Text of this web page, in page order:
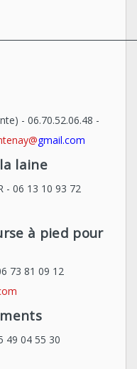
- 06.70.52.06.48 -
gmail.com
laine
- 06 13 10 93 72
à pied pour
73 81 09 12
49 04 55 30